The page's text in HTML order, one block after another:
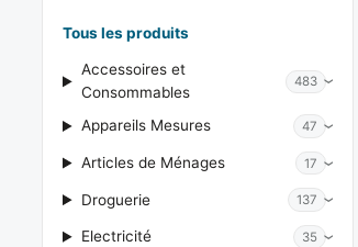
Tous les produits
Accessoires et
Consommables
483
Appareils Mesures 47
Articles de Ménages 17
Droguerie 137
Electricité 35